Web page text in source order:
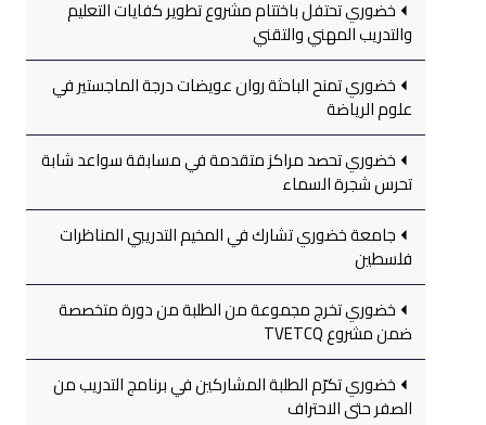
خضوري تحتفل باختتام مشروع تطوير كفايات التعليم
والتدريب المهني والتقني
خضوري تمنح الباحثة روان عويضات درجة الماجستير في
علوم الرياضة
خضوري تحصد مراكز متقدمة في مسابقة سواعد شابة
تحرس شجرة السماء
جامعة خضوري تشارك في المخيم التدريبي المناظرات
فلسطين
خضوري تخرج مجموعة من الطلبة من دورة متخصصة
ضمن مشروع TVETCQ
خضوري تكرّم الطلبة المشاركين في برنامج التدريب من
الصفر حتى الاحتراف